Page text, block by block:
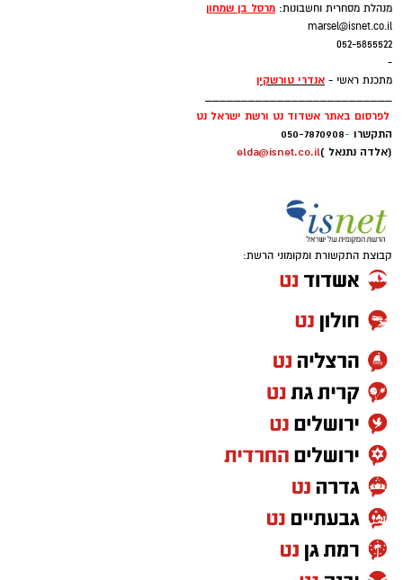
מנהלת מסחרית וחשבונות: מרסל בן שמחון
marsel@isnet.co.il
052-5855522
-
מתכנת ראשי - אנדרי טורשקין
__________________________
לפרסום באתר אשדוד נט ורשת ישראל נט
התקשרו -
050-7870908
(אלדה נתנאל )elda@isnet.co.il
קבוצת התקשורת ומקומוני הרשת: